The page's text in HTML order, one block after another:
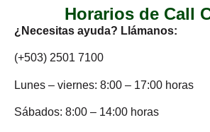
Horarios de Call
¿Necesitas ayuda? Llámanos:
(+503) 2501 7100
Lunes – viernes: 8:00 – 17:00 horas
Sábados: 8:00 – 14:00 horas